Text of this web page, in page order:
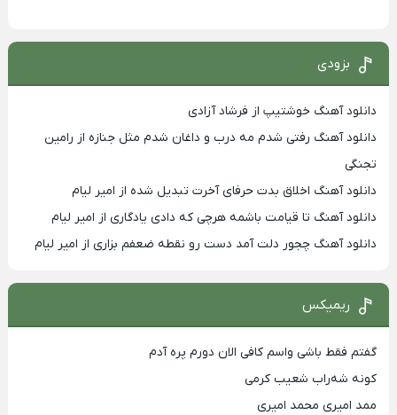
بزودی
دانلود آهنگ خوشتیپ از فرشاد آزادی
دانلود آهنگ رفتی شدم مه درب و داغان شدم مثل جنازه از رامین
تجنگی
دانلود آهنگ اخلاق بدت حرفای آخرت تبدیل شده از امیر لیام
دانلود آهنگ تا قیامت باشمه هرچی که دادی یادگاری از امیر لیام
دانلود آهنگ چجور دلت آمد دست رو نقطه ضعفم بزاری از امیر لیام
ریمیکس
گفتم فقط باشی واسم کافی الان دورم پره آدم
کونه شه‌راب شعیب کرمی
ممد امیری محمد امیری